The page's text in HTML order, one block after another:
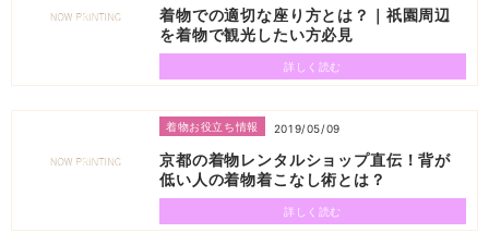
着物での適切な座り方とは？｜祇園周辺
を着物で観光したい方必見
詳しく読む
着物お役立ち情報 2019/05/09
京都の着物レンタルショップ直伝！背が
低い人の着物着こなし術とは？
詳しく読む